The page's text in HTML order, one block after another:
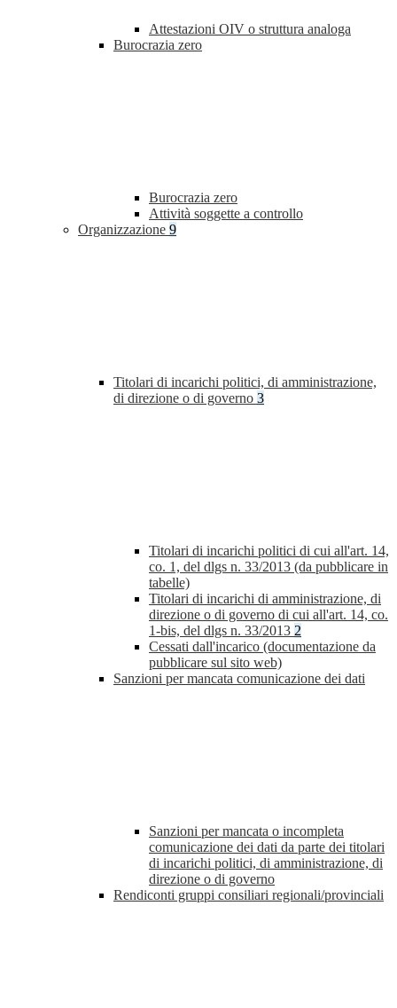
Attestazioni OIV o struttura analoga
Burocrazia zero
Burocrazia zero
Attività soggette a controllo
Organizzazione 9
Titolari di incarichi politici, di amministrazione,
di direzione o di governo 3
Titolari di incarichi politici di cui all'art. 14,
co. 1, del dlgs n. 33/2013 (da pubblicare in
tabelle)
Titolari di incarichi di amministrazione, di
direzione o di governo di cui all'art. 14, co.
1-bis, del dlgs n. 33/2013 2
Cessati dall'incarico (documentazione da
pubblicare sul sito web)
Sanzioni per mancata comunicazione dei dati
Sanzioni per mancata o incompleta
comunicazione dei dati da parte dei titolari
di incarichi politici, di amministrazione, di
direzione o di governo
Rendiconti gruppi consiliari regionali/provinciali